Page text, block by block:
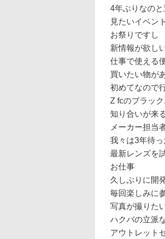
4年ぶりなのと
見たいイベン
お祭りですし
新情報が欲し
仕事で使える
買いたい物が
初めてなので
Z fcのブラッ
知り合いが来
メーカー担当
我々は3年待
最新レンズを
お仕事
久しぶりに開
毎回楽しみに
写真が撮りた
ハクバの立派
アウトレット